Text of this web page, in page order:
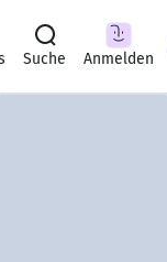
Suche Anmelden